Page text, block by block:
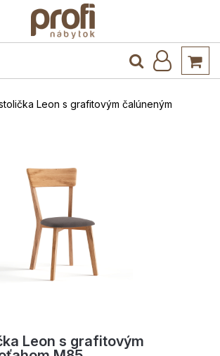
Kuchyňa a jedáleň
Leon s grafitovým čalúneným
Leon s grafitovým